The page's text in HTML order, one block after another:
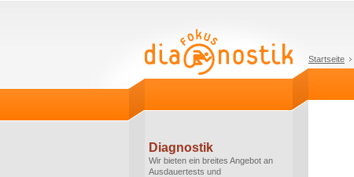
Startseite
Diagnostik
Wir bieten ein breites Angebot an
Ausdauertests und